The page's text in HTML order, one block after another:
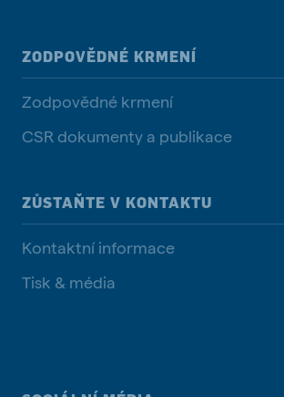
ZODPOVĚDNÉ KRMENÍ
Zodpovědné krmení
CSR dokumenty a publikace
ZŮSTAŇTE V KONTAKTU
Kontaktní informace
Tisk & média